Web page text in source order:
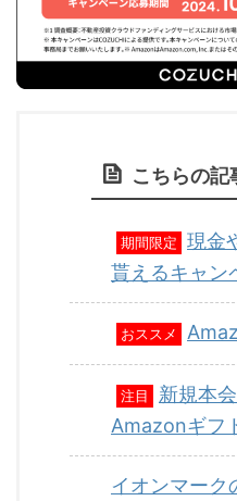
こちらの記
期間限定
現金
貰えるキャン
おススメ
注目
新規本
Amazonギフ
イオンマーク